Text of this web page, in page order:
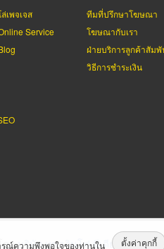
เพจเจส
Service
ทีมที่ปรึกษาโฆษณา
โฆษณากับเรา
ฝ่ายบริการลูกค้าสัม
วิธีการชำระเงิน
ดยบริษัท เทเลอินโฟ มีเดีย จำกัด (มห
รณ์ความพึงพอใจของท่านใน ตั้งค่าคุกกี้